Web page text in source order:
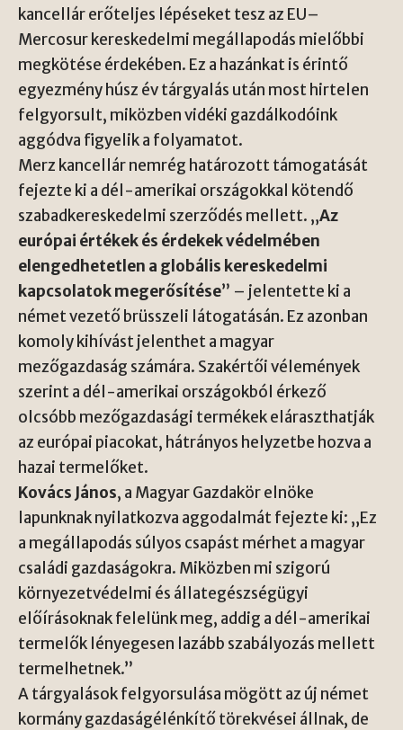
kancellár erőteljes lépéseket tesz az EU–
Mercosur kereskedelmi megállapodás mielőbbi
megkötése érdekében. Ez a hazánkat is érintő
egyezmény húsz év tárgyalás után most hirtelen
felgyorsult, miközben vidéki gazdálkodóink
aggódva figyelik a folyamatot.
Merz kancellár nemrég határozott támogatását
fejezte ki a dél-amerikai országokkal kötendő
szabadkereskedelmi szerződés mellett. „Az
európai értékek és érdekek védelmében
elengedhetetlen a globális kereskedelmi
kapcsolatok megerősítése” – jelentette ki a
német vezető brüsszeli látogatásán. Ez azonban
komoly kihívást jelenthet a magyar
mezőgazdaság számára. Szakértői vélemények
szerint a dél-amerikai országokból érkező
olcsóbb mezőgazdasági termékek eláraszthatják
az európai piacokat, hátrányos helyzetbe hozva a
hazai termelőket.
Kovács János, a Magyar Gazdakör elnöke
lapunknak nyilatkozva aggodalmát fejezte ki: „Ez
a megállapodás súlyos csapást mérhet a magyar
családi gazdaságokra. Miközben mi szigorú
környezetvédelmi és állategészségügyi
előírásoknak felelünk meg, addig a dél-amerikai
termelők lényegesen lazább szabályozás mellett
termelhetnek.”
A tárgyalások felgyorsulása mögött az új német
kormány gazdaságélénkítő törekvései állnak, de